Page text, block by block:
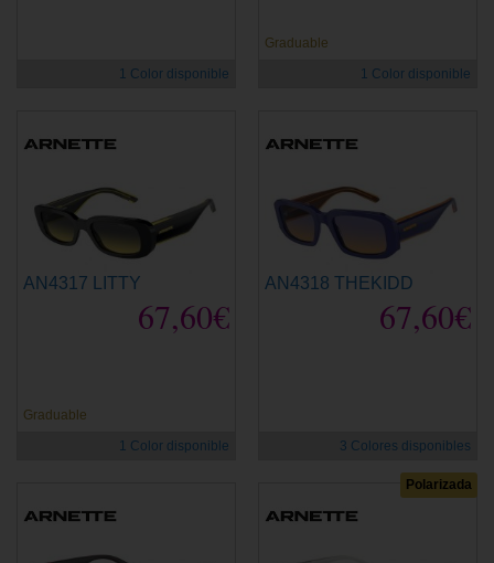
1 Color disponible
Graduable
1 Color disponible
AN4317 LITTY
67,60€
Graduable
1 Color disponible
AN4318 THEKIDD
67,60€
3 Colores disponibles
Polarizada